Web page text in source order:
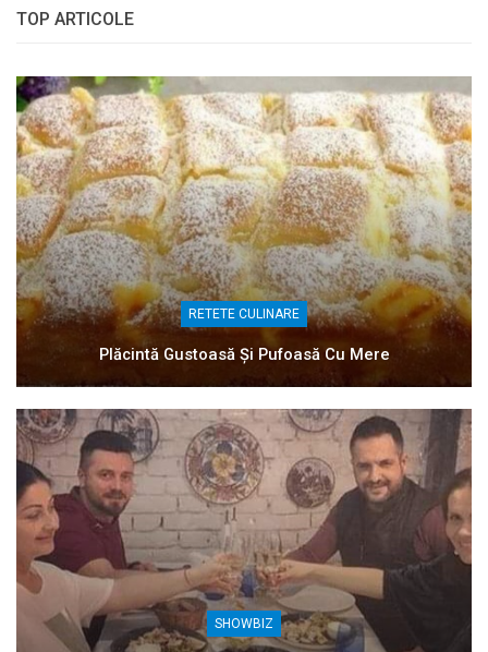
TOP ARTICOLE
RETETE CULINARE
Plăcintă Gustoasă Și Pufoasă Cu Mere
SHOWBIZ